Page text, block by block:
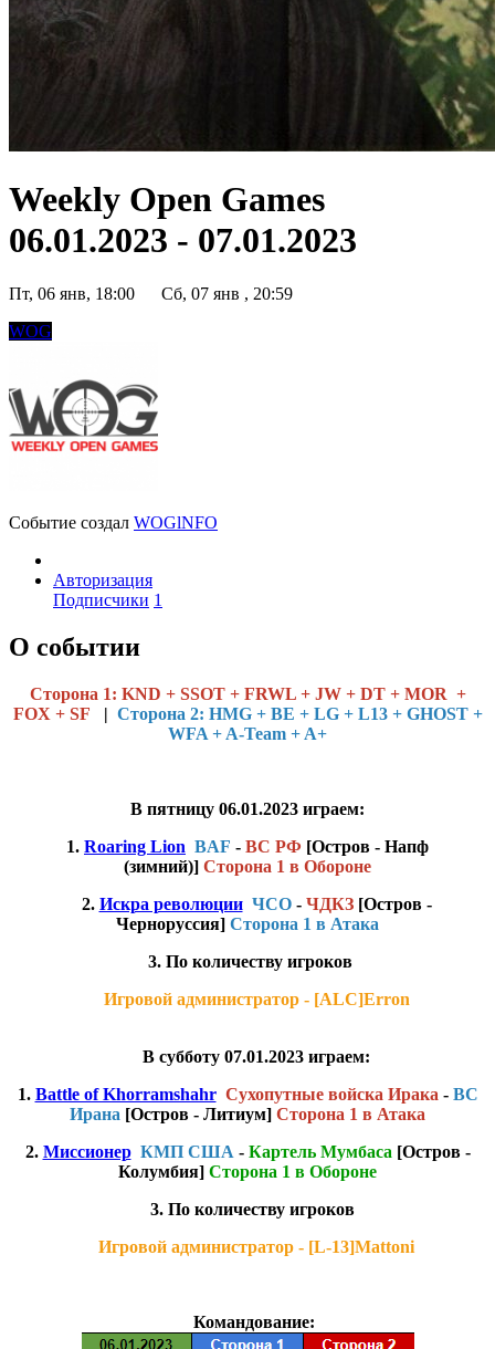
Weekly Open Games
06.01.2023 - 07.01.2023
Пт, 06 янв, 18:00
Сб, 07 янв , 20:59
WOG
Событие создал WOGlNFO
Авторизация
Подписчики 1
О событии
Cторона 1: KND + SSOT + FRWL + JW + DT + MOR +
FOX + SF | Сторона 2: HMG + BE + LG + L13 + GHOST +
WFA + A-Team + A+
В пятницу 06.01.2023 играем:
1. Roaring Lion BAF - ВС РФ [Остров - Напф
(зимний)] Сторона 1 в Обороне
2. Искра революции ЧСО- ЧДКЗ[Остров -
Черноруссия] Сторона 1 в Атака
3. По количеству игроков
Игровой администратор - [ALC]Erron
В субботу 07.01.2023 играем:
1. Battle of Khorramshahr Сухопутные войска Ирака - ВС
Ирана [Остров - Литиум] Сторона 1 в Атака
2. Миссионер КМП США - Картель Мумбаса [Остров -
Колумбия] Сторона 1 в Обороне
3. По количеству игроков
Игровой администратор - [L-13]Mattoni
Командование: